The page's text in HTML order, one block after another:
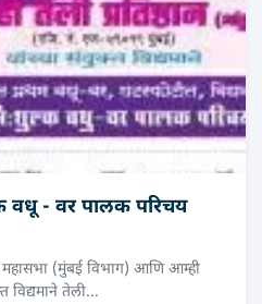
वधू - वर पालक परिचय
महासभा (मुंबई विभाग) आणि आम्ही
विद्यमाने तेली...